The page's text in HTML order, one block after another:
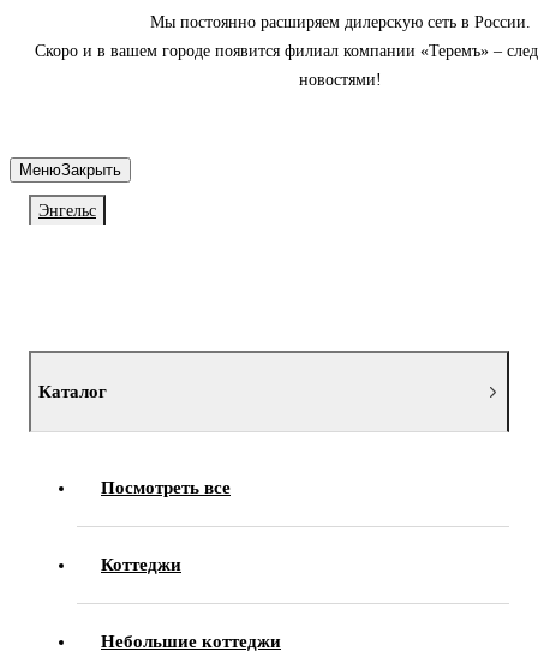
Мы постоянно расширяем дилерскую сеть в России.
Скоро и в вашем городе появится филиал компании «Теремъ» –
новостями!
Энгельс
МенюЗакрыть
Каталог
Посмотреть все
Коттеджи
Небольшие коттеджи